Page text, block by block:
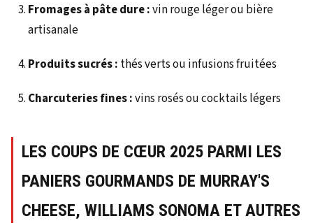
Fromages à pâte dure :vin rouge léger ou bière
artisanale
Produits sucrés : thés verts ou infusions fruitées
Charcuteries fines :vins rosés ou cocktails légers
LES COUPS DE CŒUR 2025 PARMI LES
PANIERS GOURMANDS DE MURRAY'S
CHEESE, WILLIAMS SONOMA ET AUTRES